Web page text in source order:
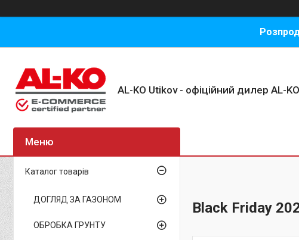
AL-KO Utikov - офіційний дилер AL-KO
Black Friday
Каталог товарів
ДОГЛЯД ЗА ГАЗОНОМ
ОБРОБКА ГРУНТУ